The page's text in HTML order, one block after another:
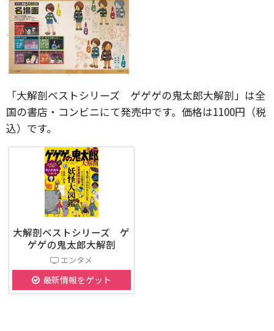
「大解剖ベストシリーズ ゲゲゲの鬼太郎大解剖」は全
国の書店・コンビニにて発売中です。価格は1100円（税
込）です。
大解剖ベストシリーズ ゲ
ゲゲの鬼太郎大解剖
エンタメ
最新情報をゲット